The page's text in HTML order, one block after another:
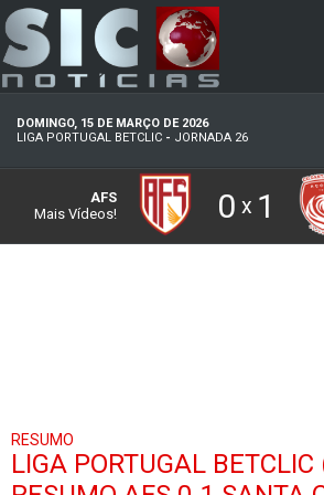
DOMINGO, 15 DE MARÇO DE 2026
LIGA PORTUGAL BETCLIC - JORNADA 26
AFS
Mais Vídeos!
0 x 1
RESUMO
LIGA PORTUGAL